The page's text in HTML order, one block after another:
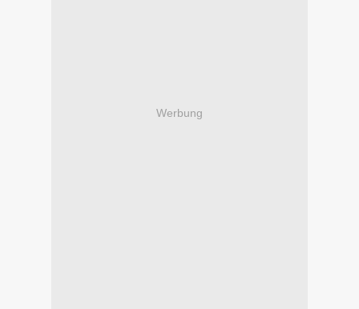
Werbung